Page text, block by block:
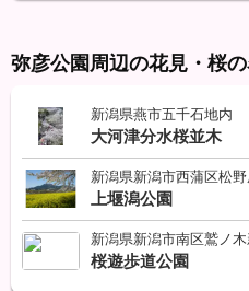
弥彦公園周辺の花見・桜
新潟県燕市五千石地内
大河津分水桜並木
新潟県新潟市西蒲区松
上堰潟公園
新潟県新潟市南区鷲ノ木
桜遊歩道公園